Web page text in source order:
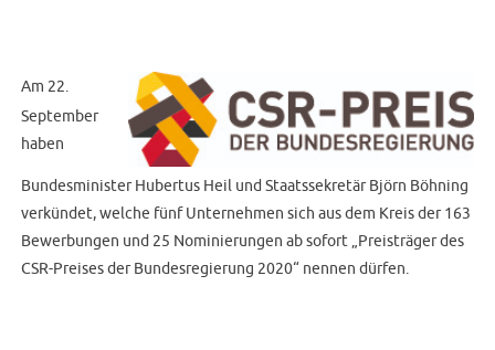
Am 22.
September
haben
Bundesminister Hubertus Heil und Staatssekretär Björn Böhning
verkündet, welche fünf Unternehmen sich aus dem Kreis der 163
Bewerbungen und 25 Nominierungen ab sofort „Preisträger des
CSR-Preises der Bundesregierung 2020“ nennen dürfen.